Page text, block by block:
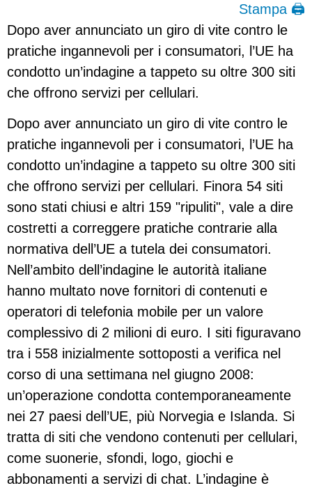
Stampa 🖨
Dopo aver annunciato un giro di vite contro le
pratiche ingannevoli per i consumatori, l’UE ha
condotto un’indagine a tappeto su oltre 300 siti
che offrono servizi per cellulari.
Dopo aver annunciato un giro di vite contro le
pratiche ingannevoli per i consumatori, l’UE ha
condotto un’indagine a tappeto su oltre 300 siti
che offrono servizi per cellulari. Finora 54 siti
sono stati chiusi e altri 159 "ripuliti", vale a dire
costretti a correggere pratiche contrarie alla
normativa dell’UE a tutela dei consumatori.
Nell’ambito dell’indagine le autorità italiane
hanno multato nove fornitori di contenuti e
operatori di telefonia mobile per un valore
complessivo di 2 milioni di euro. I siti figuravano
tra i 558 inizialmente sottoposti a verifica nel
corso di una settimana nel giugno 2008:
un’operazione condotta contemporaneamente
nei 27 paesi dell’UE, più Norvegia e Islanda. Si
tratta di siti che vendono contenuti per cellulari,
come suonerie, sfondi, logo, giochi e
abbonamenti a servizi di chat. L’indagine è